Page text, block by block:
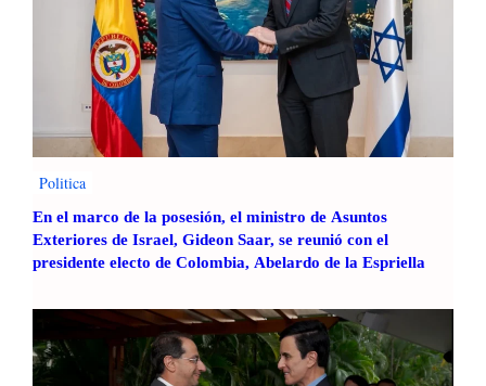
o
d
e
l
a
I
A
a
s
Politica
En el marco de la posesión, el ministro de Asuntos
Exteriores de Israel, Gideon Saar, se reunió con el
presidente electo de Colombia, Abelardo de la Espriella